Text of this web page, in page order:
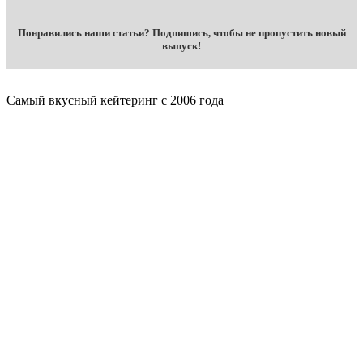
Понравились наши статьи? Подпишись, чтобы не пропустить новый
выпуск!
Самый вкусный кейтеринг с 2006 года